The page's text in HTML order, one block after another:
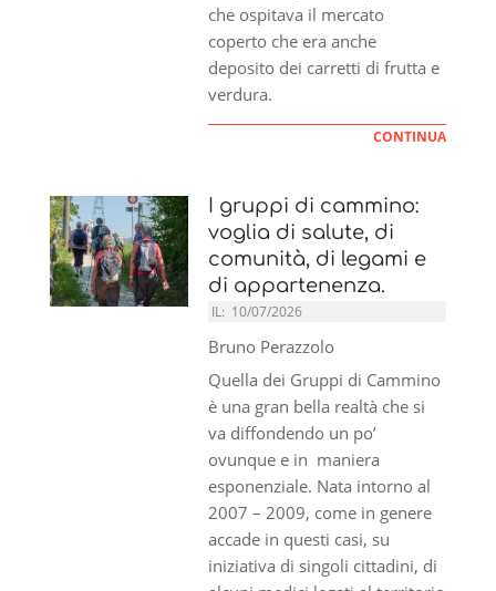
che ospitava il mercato
coperto che era anche
deposito dei carretti di frutta e
verdura.
CONTINUA
I gruppi di cammino:
voglia di salute, di
comunità, di legami e
di appartenenza.
IL: 10/07/2026
Bruno Perazzolo
Quella dei Gruppi di Cammino
è una gran bella realtà che si
va diffondendo un po’
ovunque e in maniera
esponenziale. Nata intorno al
2007 – 2009, come in genere
accade in questi casi, su
iniziativa di singoli cittadini, di